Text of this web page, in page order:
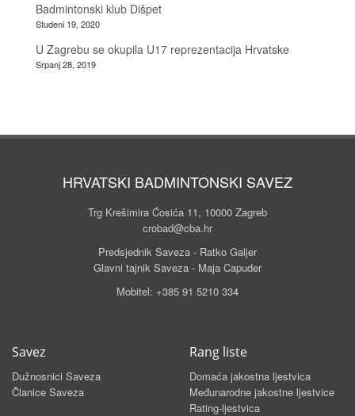
Badmintonski klub Dišpet
Studeni 19, 2020
U Zagrebu se okupila U17 reprezentacija Hrvatske
Srpanj 28, 2019
HRVATSKI BADMINTONSKI SAVEZ
Trg Krešimira Ćosića 11, 10000 Zagreb
crobad@cba.hr
Predsjednik Saveza - Ratko Galjer
Glavni tajnik Saveza - Maja Capuder
Mobitel: +385 91 5210 334
Savez
Dužnosnici Saveza
Članice Saveza
Rang liste
Domaća jakostna ljestvica
Međunarodne jakostne ljestvice
Rating-ljestvica